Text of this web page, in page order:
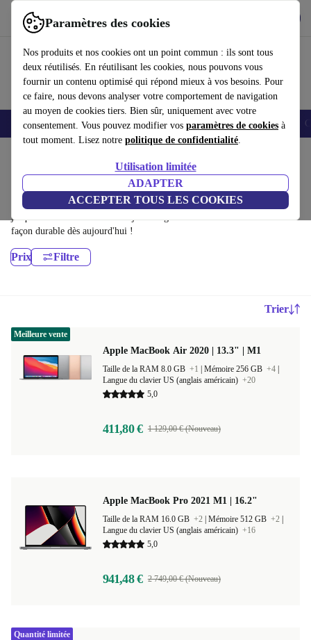
Paramètres des cookies
Nos produits et nos cookies ont un point commun : ils sont tous
deux réutilisés. En réutilisant les cookies, nous pouvons vous
fournir un contenu optimisé qui répond mieux à vos besoins. Pour
ce faire, nous devons analyser votre comportement de navigation
au moyen de cookies tiers. Bien sûr, uniquement avec votre
consentement. Vous pouvez modifier vos paramètres de cookies à
tout moment. Lisez notre politique de confidentialité.
Utilisation limitée
ADAPTER
ACCEPTER TOUS LES COOKIES
Utilisez refurbed rapidement et facilement
Smartphones Laptops Tablettes Montres connectées Accessoires
MacBooks:
MacBooks certifiés reconditionnés à moins de 6300€ – économisez
jusqu'à 40 %. Retours sous 30 jours et garantie de 12 mois. Achetez de
façon durable dès aujourd'hui !
Prix Filtre
Trier
Apple MacBook Air 2020 | 13.3" | M1
Taille de la RAM 8.0 GB +1 Mémoire 256 GB +4
Langue du clavier US (anglais américain) +20
5,0
411,80 € 1 129,00 € (Nouveau)
Meilleure vente
Apple MacBook Pro 2021 M1 | 16.2"
Taille de la RAM 16.0 GB +2 Mémoire 512 GB +2
Langue du clavier US (anglais américain) +16
5,0
941,48 € 2 749,00 € (Nouveau)
Quantité limitée